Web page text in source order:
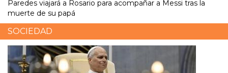
Paredes viajará a Rosario para acompañar a Messi tras la
muerte de su papá
SOCIEDAD